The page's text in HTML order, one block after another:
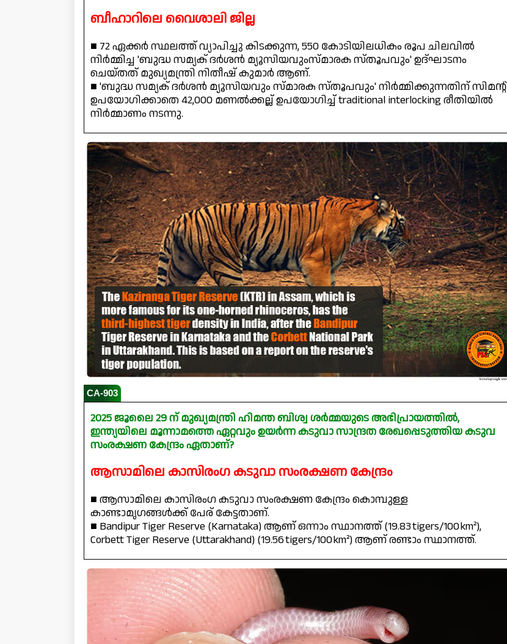
ബീഹാറിലെ വൈശാലി ജില്ല
■ 72 ഏക്കർ സ്ഥലത്ത് വ്യാപിച്ചു കിടക്കുന്ന, 550 കോടിയിലധികം രൂപ ചിലവിൽ
നിർമ്മിച്ച 'ബുദ്ധ സമ്യക് ദർശൻ മ്യൂസിയവുംസ്മാരക സ്തൂപവും' ഉദ്‌ഘാടനം
ചെയ്തത് മുഖ്യമന്ത്രി നിതീഷ് കുമാർ ആണ്.
■ 'ബുദ്ധ സമ്യക് ദർശൻ മ്യൂസിയവും സ്മാരക സ്തൂപവും' നിർമ്മിക്കുന്നതിന് സിമന്റ്
ഉപയോഗിക്കാതെ 42,000 മണൽക്കല്ല് ഉപയോഗിച്ച് traditional interlocking രീതിയിൽ
നിർമ്മാണം നടന്നു.
CA-903
2025 ജൂലൈ 29 ന് മുഖ്യമന്ത്രി ഹിമന്ത ബിശ്വ ശർമ്മയുടെ അഭിപ്രായത്തിൽ,
ഇന്ത്യയിലെ മൂന്നാമത്തെ ഏറ്റവും ഉയർന്ന കടുവാ സാന്ദ്രത രേഖപ്പെടുത്തിയ കടുവ
സംരക്ഷണ കേന്ദ്രം ഏതാണ്?
ആസാമിലെ കാസിരംഗ കടുവാ സംരക്ഷണ കേന്ദ്രം
■ ആസാമിലെ കാസിരംഗ കടുവാ സംരക്ഷണ കേന്ദ്രം കൊമ്പുള്ള
കാണ്ടാമൃഗങ്ങൾക്ക് പേര് കേട്ടതാണ്.
■ Bandipur Tiger Reserve (Karnataka) ആണ് ഒന്നാം സ്ഥാനത്ത് (19.83 tigers/100 km²),
Corbett Tiger Reserve (Uttarakhand) (19.56 tigers/100 km²) ആണ് രണ്ടാം സ്ഥാനത്ത്.